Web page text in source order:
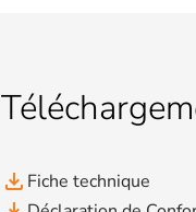
file_download Fiche technique